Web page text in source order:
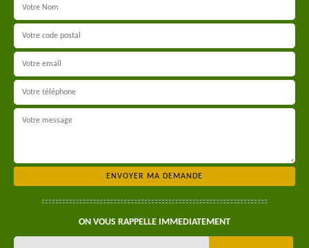
ON VOUS RAPPELLE IMMEDIATEMENT